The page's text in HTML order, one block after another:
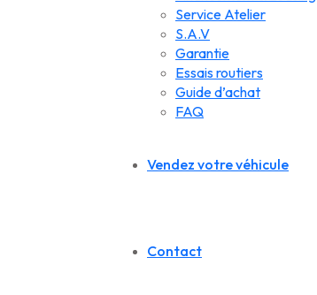
Service Atelier
S.A.V
Garantie
Essais routiers
Guide d’achat
FAQ
Vendez votre véhicule
Contact